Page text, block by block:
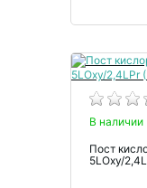
В наличии
Пост
5LOxy/